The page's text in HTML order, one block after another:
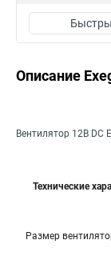
Описание
Вентилятор 12В DC
Технические
Размер